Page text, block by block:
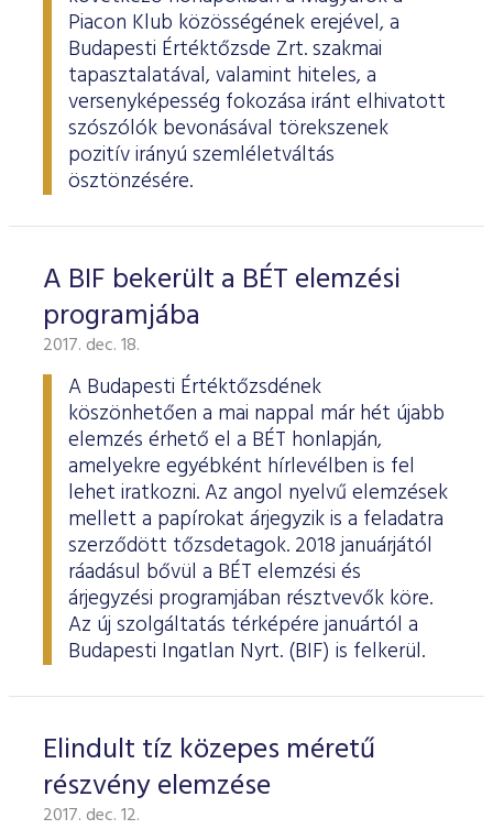
ESG Útmutató
Piacon Klub közösségének erejével, a
Budapesti Értéktőzsde Zrt. szakmai
tapasztalatával, valamint hiteles, a
versenyképesség fokozása iránt elhivatott
szószólók bevonásával törekszenek
pozitív irányú szemléletváltás
ösztönzésére.
A BIF bekerült a BÉT elemzési
programjába
2017. dec. 18.
A Budapesti Értéktőzsdének
köszönhetően a mai nappal már hét újabb
elemzés érhető el a BÉT honlapján,
amelyekre egyébként hírlevélben is fel
lehet iratkozni. Az angol nyelvű elemzések
mellett a papírokat árjegyzik is a feladatra
szerződött tőzsdetagok. 2018 januárjától
ráadásul bővül a BÉT elemzési és
árjegyzési programjában résztvevők köre.
Az új szolgáltatás térképére januártól a
Budapesti Ingatlan Nyrt. (BIF) is felkerül.
Elindult tíz közepes méretű
részvény elemzése
2017. dec. 12.